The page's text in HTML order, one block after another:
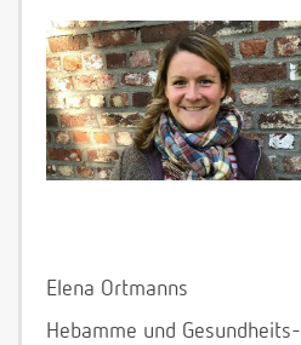
Elena Ortmanns
Hebamme und Gesundheits-